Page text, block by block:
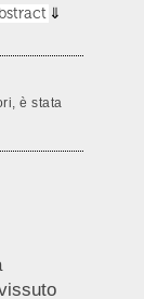
è stata